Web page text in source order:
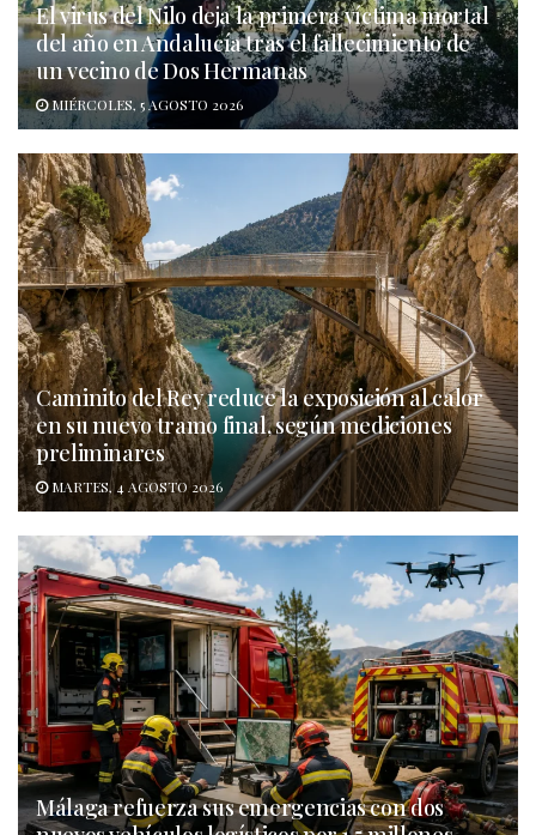
El virus del Nilo deja la primera víctima mortal
del año en Andalucía tras el fallecimiento de
un vecino de Dos Hermanas
MIÉRCOLES, 5 AGOSTO 2026
Caminito del Rey reduce la exposición al calor
en su nuevo tramo final, según mediciones
preliminares
MARTES, 4 AGOSTO 2026
Málaga refuerza sus emergencias con dos